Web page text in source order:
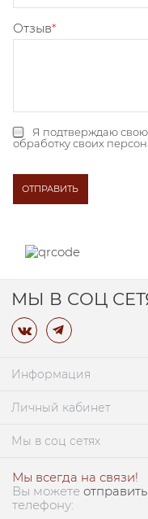
Отзыв
Я подтверждаю
обработку своих
МЫ В СОЦ
Информация
Личный кабинет
Мы в соц сетях
Мы всегда на связи!
Вы можете
телефону: